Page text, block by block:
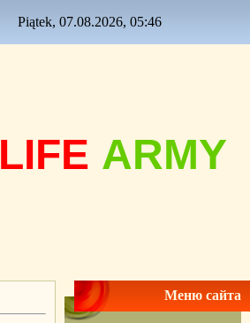
Piątek, 07.08.2026, 05:46
LIFE ARMY
Меню сайта